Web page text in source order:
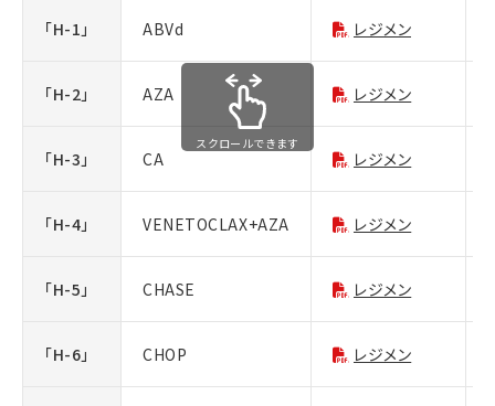
「H-1」 ABVd レジメン
「H-2」 AZA レジメン
「H-3」 CA レジメン
「H-4」 VENETOCLAX+AZA レジメン
「H-5」 CHASE レジメン
「H-6」 CHOP レジメン
スクロールできます